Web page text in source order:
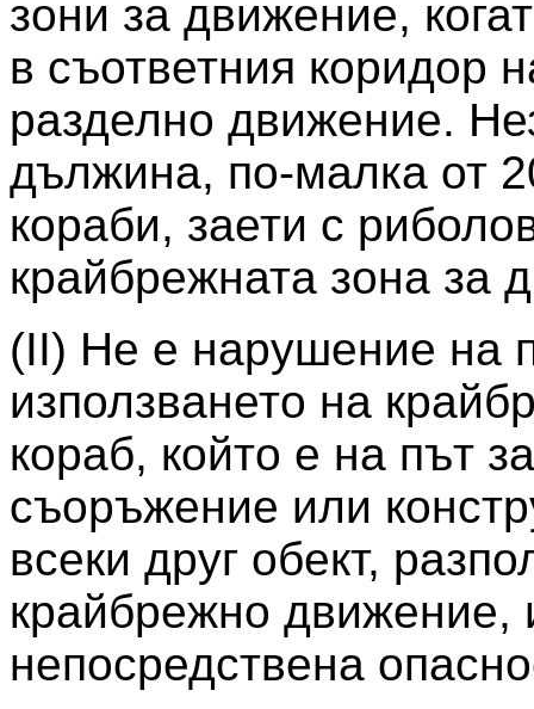
зони за движение,
в съответния коридор
разделно движение.
дължина, по-малка от
кораби, заети с
крайбрежната зона за
(II) Не е нарушение на
използването на
кораб, който е на път
съоръжение или
всеки друг обект,
крайбрежно движение,
непосредствена